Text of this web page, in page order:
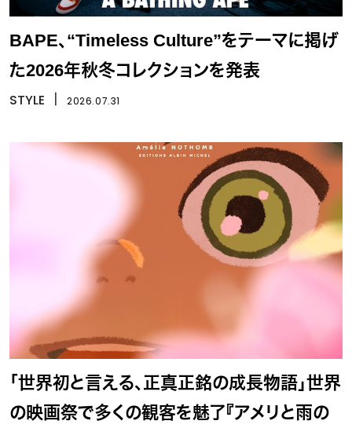
BAPE、“Timeless Culture”をテーマに掲げ
た2026年秋冬コレクションを発表
STYLE 2026.07.31
「世界初と言える、正真正銘の成長物語」世界
の映画祭で多くの観客を魅了『アメリと雨の